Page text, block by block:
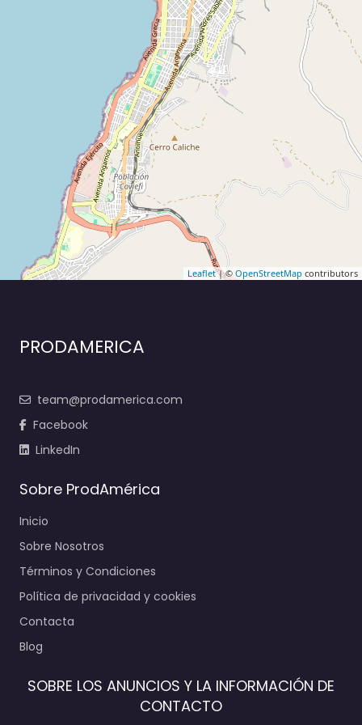
Leaflet| © OpenStreetMap contributors
PRODAMERICA
team@prodamerica.com
Facebook
LinkedIn
Sobre ProdAmérica
Inicio
Sobre Nosotros
Términos y Condiciones
Política de privacidad y cookies
Contacta
Blog
SOBRE LOS ANUNCIOS Y LA INFORMACIÓN DE
CONTACTO